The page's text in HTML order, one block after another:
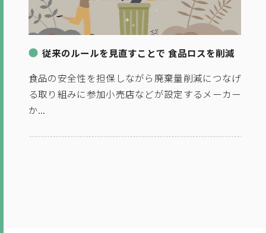
従来のルールを見直すことで 食品ロスを削減
食品の安全性を担保しながら廃棄量削減につなげ
る取り組みに参加小売店などが設定するメーカー
か...